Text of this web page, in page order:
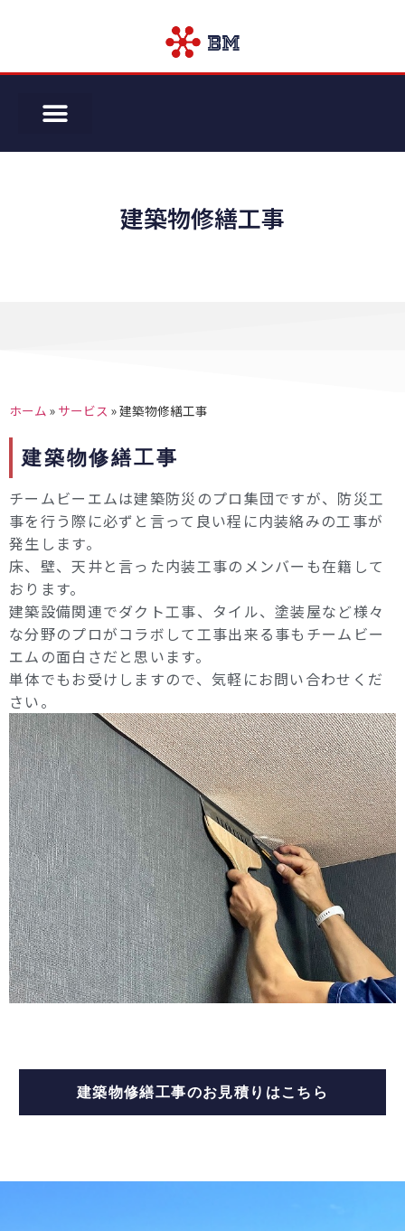
建築物修繕工事
ホーム » サービス »建築物修繕工事
建築物修繕工事
チームビーエムは建築防災のプロ集団ですが、防災工
事を行う際に必ずと言って良い程に内装絡みの工事が
発生します。
床、壁、天井と言った内装工事のメンバーも在籍して
おります。
建築設備関連でダクト工事、タイル、塗装屋など様々
な分野のプロがコラボして工事出来る事もチームビー
エムの面白さだと思います。
単体でもお受けしますので、気軽にお問い合わせくだ
さい。
建築物修繕工事のお見積りはこちら